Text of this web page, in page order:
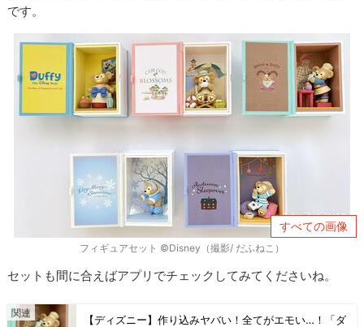
です。
すべての画像
フィギュアセット ©Disney（撮影/ だふねこ）
セットも間に合えばアプリでチェックしてみてくださいね。
【ディズニー】作り込みヤバい！全てがエモい…！「ダ